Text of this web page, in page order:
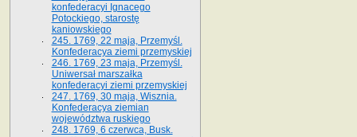
konfederacyi Ignacego
Potockiego, starostę
kaniowskiego
245. 1769, 22 maja, Przemyśl.
Konfederacya ziemi przemyskiej
246. 1769, 23 maja, Przemyśl.
Uniwersał marszałka
konfederacyi ziemi przemyskiej
247. 1769, 30 maja, Wisznia.
Konfederacya ziemian
województwa ruskiego
248. 1769, 6 czerwca, Busk.